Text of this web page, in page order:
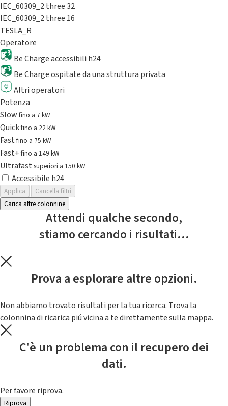
IEC_60309_2 three 32
IEC_60309_2 three 16
TESLA_R
Operatore
Be Charge accessibili h24
Be Charge ospitate da una struttura privata
Altri operatori
Potenza
Slowfino a 7 kW
Quickfino a 22 kW
Fastfino a 75 kW
Fast+fino a 149 kW
Ultrafast superiori a 150 kW
Accessibile h24
Applica
Cancella filtri
Carica altre colonnine
Attendi qualche secondo,
stiamo cercando i risultati...
Prova a esplorare altre opzioni.
Non abbiamo trovato risultati per la tua ricerca. Trova la
colonnina di ricarica piú vicina a te direttamente sulla mappa.
C'è un problema con il recupero dei
dati.
Per favore riprova.
Riprova